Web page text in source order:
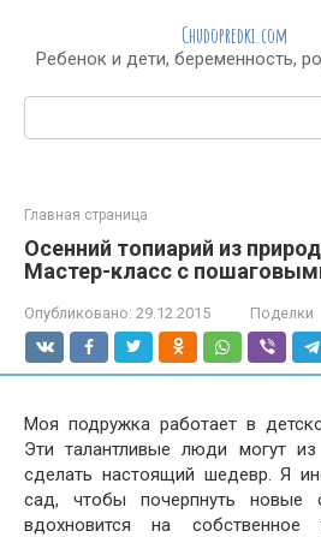
контенту
Chudopredki.com
Ребенок и дети, беременность,
Поиск:
Главная страница
Осенний топиарий из
Мастер-класс с
Опубликовано: 29.12.2015 Поделки
Моя подружка работает в
Эти талантливые люди могут из
сделать настоящий шедевр. Я
сад, чтобы почерпнуть новые
вдохновится на собственное